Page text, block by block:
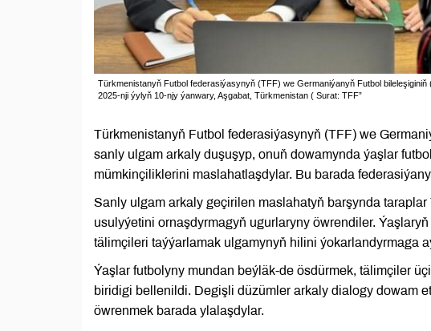
Türkmenistanyň Futbol federasiýasynyň (TFF) we Germaniýanyň Futbol
2025-nji ýylyň 10-njy ýanwary, Aşgabat, Türkmenistan ( Surat: TFF”
Türkmenistanyň Futbol federasiýasynyň (TFF) we
sanly ulgam arkaly duşuşyp, onuň dowamynda ýaşlar
mümkinçiliklerini maslahatlaşdylar. Bu barada
Sanly ulgam arkaly geçirilen maslahatyň barşynda
usulyýetini ornaşdyrmagyň ugurlaryny öwrendiler.
tälimçileri taýýarlamak ulgamynyň hilini ýokarlandyrmaga
Ýaşlar futbolyny mundan beýläk-de ösdürmek, tälimçiler
biridigi bellenildi. Degişli düzümler arkaly dialogy dowam
öwrenmek barada ylalaşdylar.